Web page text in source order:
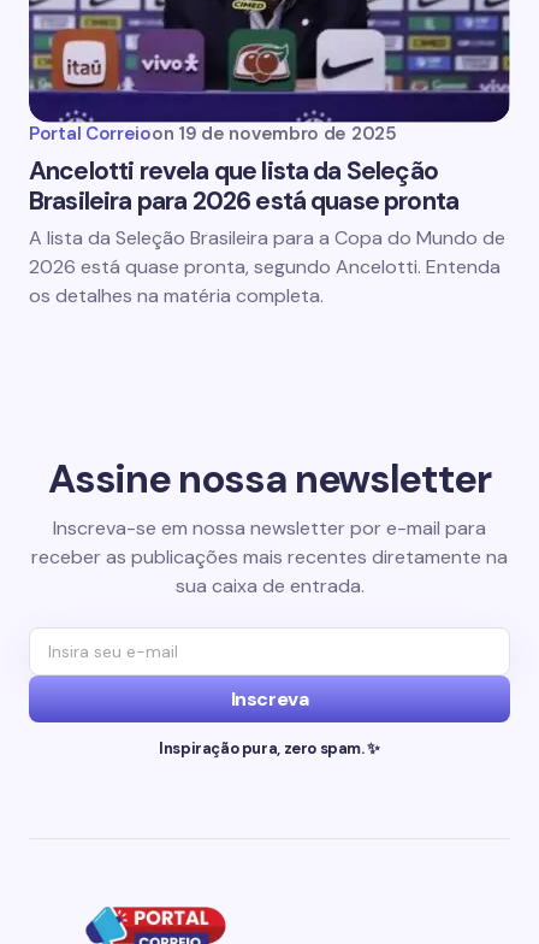
Portal Correioon 19 de novembro de 2025
Ancelotti revela que lista da Seleção
Brasileira para 2026 está quase pronta
A lista da Seleção Brasileira para a Copa do Mundo de
2026 está quase pronta, segundo Ancelotti. Entenda
os detalhes na matéria completa.
Assine nossa newsletter
Inscreva-se em nossa newsletter por e-mail para
receber as publicações mais recentes diretamente na
sua caixa de entrada.
Inscreva
Inspiração pura, zero spam. ✨